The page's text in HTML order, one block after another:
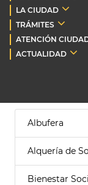
LA CIUDAD
TRÁMITES
ATENCIÓN
ACTUALIDAD
Albufera
Alquería de
Bienestar